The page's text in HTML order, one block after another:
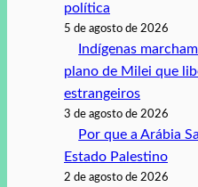
política
5 de agosto de 2026
Indígenas
plano de Milei que
estrangeiros
3 de agosto de 2026
Por que a Arábia
Estado Palestino
2 de agosto de 2026